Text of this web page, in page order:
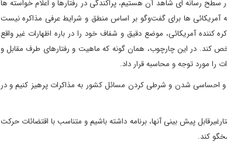
رسانه ای شاهد آن هستیم، پراکندگی در رفتارها و اعلام خواسته ها
آمریکائی ها برای گفت‌وگو بر اساس منطق و شرایط عرفی مذاکره نیست
کننده آمریکائی، موضع دقیق و شفاف خود را در باره اظهارات غیر واقع
کند. در این چارچوب، همان گونه که ماهیت و رفتارهای طرف مقابل و
را مورد توجه و محاسبه قرار داد.
احساسی شدن و شرطی کردن مسائل کشور به مذاکرات پرهیز کنیم و در
پیش بینی آنها، برنامه داشته باشیم و متناسب با اقتضائات حرکت
کند.